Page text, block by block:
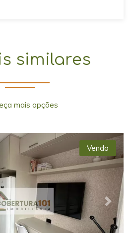
similares
mais opções
Next
Venda